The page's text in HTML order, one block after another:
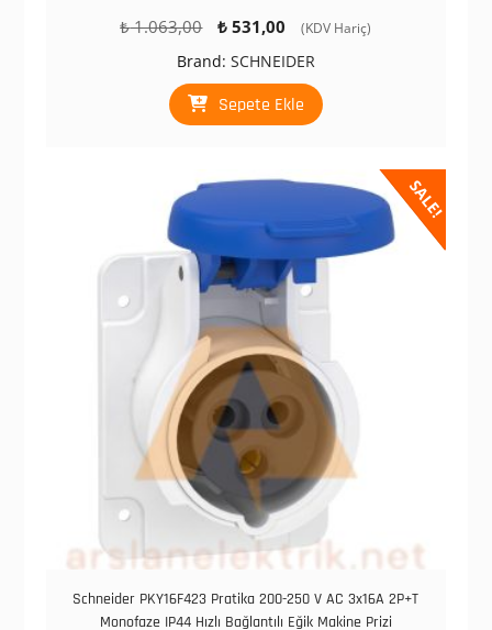
₺1.063,00
Orijinal
₺ 1.063,00.
₺ 531,00
Şu
fiyat:
₺ 531,00.
(KDV Hariç)
Brand: SCHNEIDER
Sepete Ekle
SALE!
Schneider PKY16F423 Pratika 200-250 V AC 3x16A 2P+T
Monofaze IP44 Hızlı Bağlantılı Eğik Makine Prizi